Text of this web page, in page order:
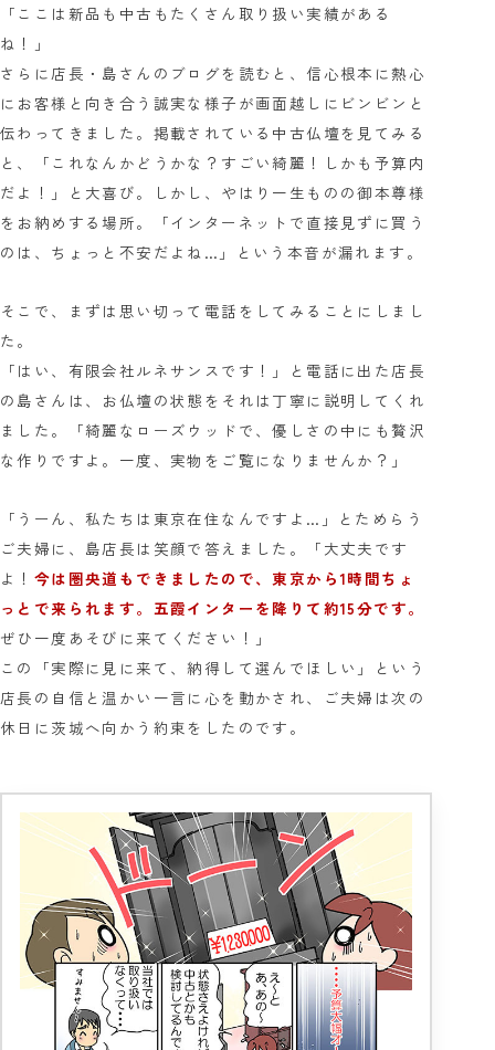
「ここは新品も中古もたくさん取り扱い実績がある
ね！」
さらに店長・島さんのブログを読むと、信心根本に熱心
にお客様と向き合う誠実な様子が画面越しにビンビンと
伝わってきました。掲載されている中古仏壇を見てみる
と、「これなんかどうかな？すごい綺麗！しかも予算内
だよ！」と大喜び。しかし、やはり一生ものの御本尊様
をお納めする場所。「インターネットで直接見ずに買う
のは、ちょっと不安だよね…」という本音が漏れます。
そこで、まずは思い切って電話をしてみることにしまし
た。
「はい、有限会社ルネサンスです！」と電話に出た店長
の島さんは、お仏壇の状態をそれは丁寧に説明してくれ
ました。「綺麗なローズウッドで、優しさの中にも贅沢
な作りですよ。一度、実物をご覧になりませんか？」
「うーん、私たちは東京在住なんですよ…」とためらう
ご夫婦に、島店長は笑顔で答えました。「大丈夫です
よ！ 今は圏央道もできましたので、東京から1時間ちょ
っとで来られます。五霞インターを降りて約15分です。
ぜひ一度あそびに来てください！」
この「実際に見に来て、納得して選んでほしい」という
店長の自信と温かい一言に心を動かされ、ご夫婦は次の
休日に茨城へ向かう約束をしたのです。